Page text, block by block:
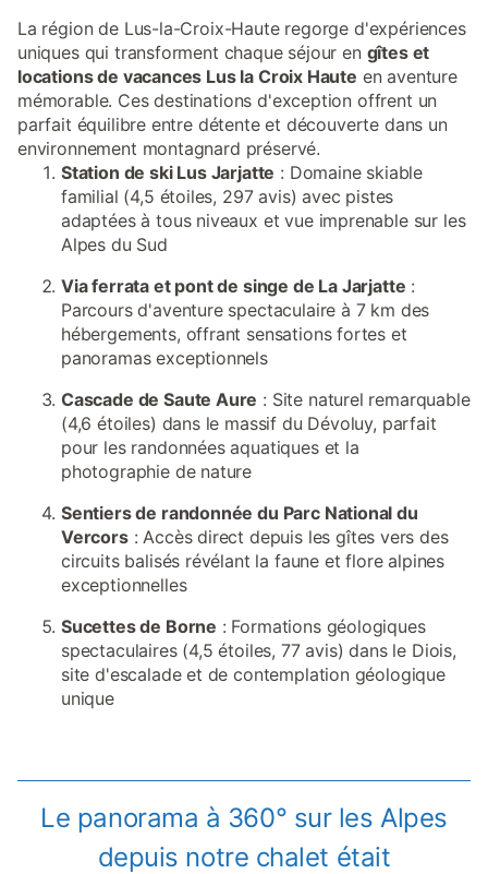
La région de Lus-la-Croix-Haute regorge d'expériences
uniques qui transforment chaque séjour en gîtes et
locations de vacances Lus la Croix Haute en aventure
mémorable. Ces destinations d'exception offrent un
parfait équilibre entre détente et découverte dans un
environnement montagnard préservé.
Station de ski Lus Jarjatte : Domaine skiable
familial (4,5 étoiles, 297 avis) avec pistes
adaptées à tous niveaux et vue imprenable sur les
Alpes du Sud
Via ferrata et pont de singe de La Jarjatte :
Parcours d'aventure spectaculaire à 7 km des
hébergements, offrant sensations fortes et
panoramas exceptionnels
Cascade de Saute Aure : Site naturel remarquable
(4,6 étoiles) dans le massif du Dévoluy, parfait
pour les randonnées aquatiques et la
photographie de nature
Sentiers de randonnée du Parc National du
Vercors: Accès direct depuis les gîtes vers des
circuits balisés révélant la faune et flore alpines
exceptionnelles
Sucettes de Borne : Formations géologiques
spectaculaires (4,5 étoiles, 77 avis) dans le Diois,
site d'escalade et de contemplation géologique
unique
Le panorama à 360° sur les Alpes
depuis notre chalet était